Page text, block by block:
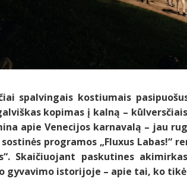
spalvingais kostiumais
kopimas į kalną –
apie Venecijos karnavalą – jau
programos „Fluxus Labas!“
Skaičiuojant paskutines
gyvavimo istorijoje – apie tai, ko